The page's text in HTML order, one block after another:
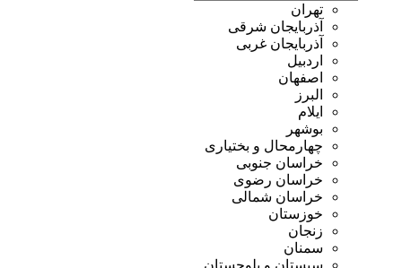
تهران
آذربایجان شرقی
آذربایجان غربی
اردبیل
اصفهان
البرز
ایلام
بوشهر
چهارمحال و بختیاری
خراسان جنوبی
خراسان رضوی
خراسان شمالی
خوزستان
زنجان
سمنان
سیستان و بلوچستان